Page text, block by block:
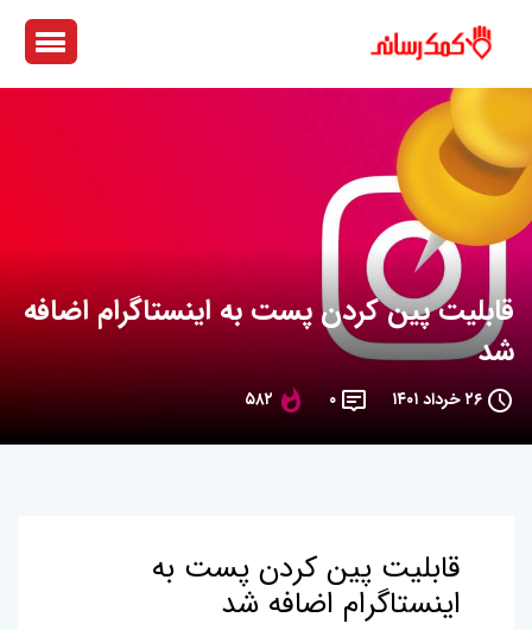
قابلیت پین کردن پست به اینستاگرام اضافه
شد
۲۶ خرداد ۱۴۰۱ ۰ ۵۸۲
قابلیت پین کردن پست به
اینستاگرام اضافه شد